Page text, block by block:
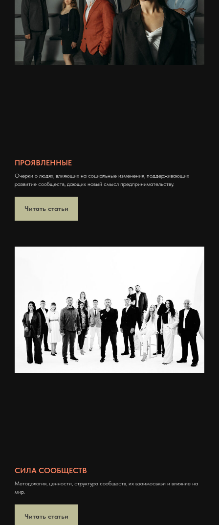
ПРОЯВЛЕННЫЕ
Очерки о людях, влияющих на социальные изменения, поддерживающих
развитие сообществ, дающих новый смысл предпринимательству.
Читать статьи
СИЛА СООБЩЕСТВ
Методология, ценности, структура сообществ, их взаимосвязи и влияние на
мир.
Читать статьи